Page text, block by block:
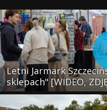
Letni Jarmark
sklepach" [WIDEO,